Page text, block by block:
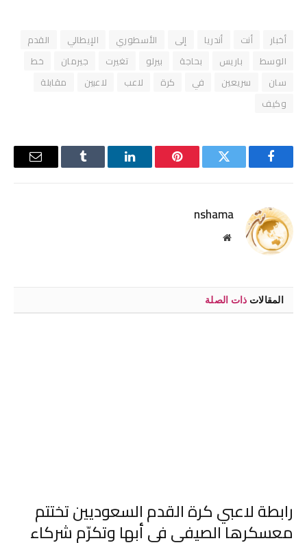
أخبار أنت أندريا إلى الأسطوري الإيطالي
القدم
الوسط
باريس بحاجة بيرلو تغيرت جيرمان
خط
سان
سريعين في كرة لاعب لاعبين
مقابلة
وكيف
فيسبوك تويتر بينتيريستلينكدإن Tumblr
البريد
nshama
موقع
المقالات ذات الصلة
رابطة لاعبي كرة القدم السعوديين تختتم
معسكرها الصيفي في أبها وتكرّم شركاء